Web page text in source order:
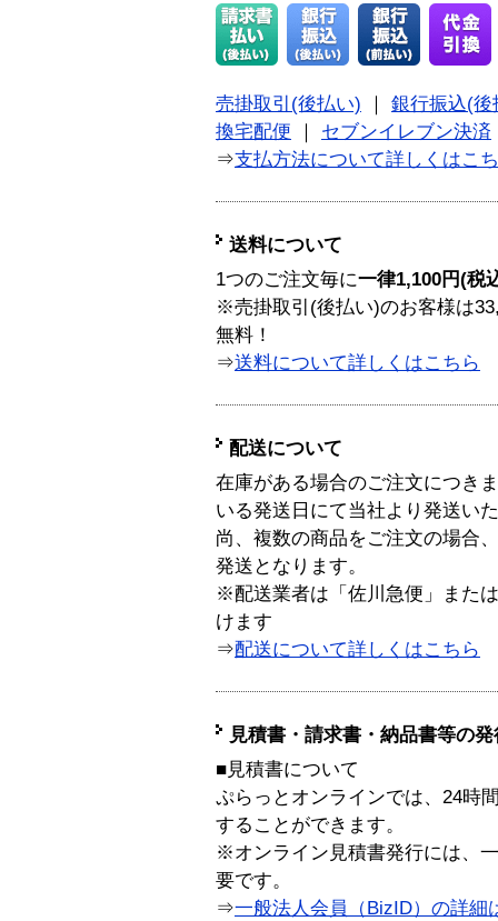
売掛取引(後払い)
銀行振込(後
換宅配便
セブンイレブン決済
⇒支払方法について詳しくはこ
送料について
1つのご注文毎に一律1,100円(税
※売掛取引(後払い)のお客様は
無料！
⇒送料について詳しくはこちら
配送について
在庫がある場合のご注文につき
いる発送日にて当社より発送い
尚、複数の商品をご注文の場合
発送となります。
※配送業者は「佐川急便」また
けます
⇒配送について詳しくはこちら
見積書・請求書・納品書等の
■見積書について
ぷらっとオンラインでは、24時
することができます。
※オンライン見積書発行には、
要です。
⇒一般法人会員（BizID）の詳細